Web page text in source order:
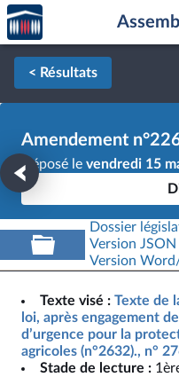
Aller au contenu
Aller en bas de la page
Accèder
à la
page
d'accueil
< Résultats
Amendement
Déposé le vendredi 15
Dossier
Version JSON
Version
Texte visé : Texte de
loi, après engagement
d’urgence pour la
agricoles (n°2632)., n°
Stade de lecture :